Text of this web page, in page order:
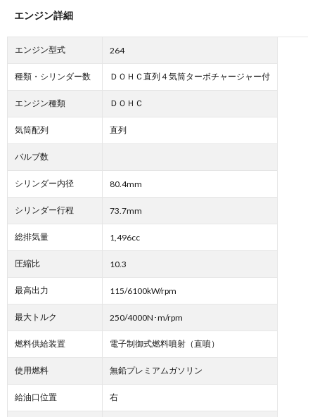
エンジン詳細
エンジン型式 264
種類・シリンダー数 ＤＯＨＣ直列４気筒ターボチャージャー付
エンジン種類 ＤＯＨＣ
気筒配列 直列
バルブ数
シリンダー内径 80.4mm
シリンダー行程 73.7mm
総排気量 1,496cc
圧縮比 10.3
最高出力 115/6100kW/rpm
最大トルク 250/4000N･m/rpm
燃料供給装置 電子制御式燃料噴射（直噴）
使用燃料 無鉛プレミアムガソリン
給油口位置 右